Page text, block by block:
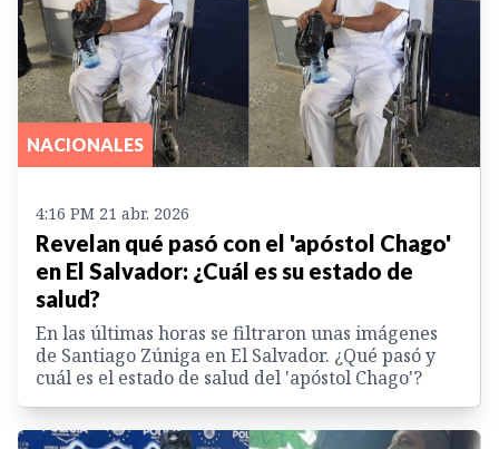
NACIONALES
4:16 PM 21 abr. 2026
Revelan qué pasó con el 'apóstol Chago'
en El Salvador: ¿Cuál es su estado de
salud?
En las últimas horas se filtraron unas imágenes
de Santiago Zúniga en El Salvador. ¿Qué pasó y
cuál es el estado de salud del 'apóstol Chago'?